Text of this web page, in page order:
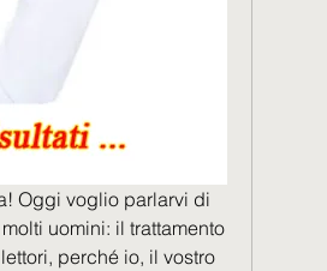
Oggi voglio parlarvi di
uomini: il trattamento
perché io, il vostro